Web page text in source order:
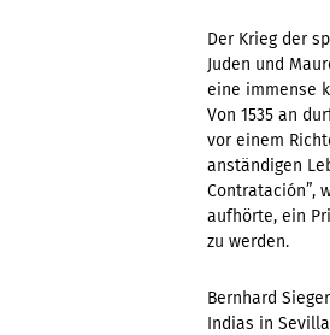
Der Krieg der
Juden und
eine immense
Von 1535 an
vor einem
anständigen
Contratación”,
aufhörte, ein
zu werden.
Bernhard
Indias in